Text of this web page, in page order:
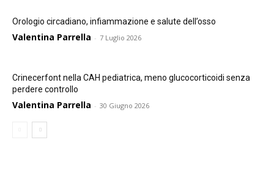
Orologio circadiano, infiammazione e salute dell’osso
Valentina Parrella - 7 Luglio 2026
Crinecerfont nella CAH pediatrica, meno glucocorticoidi senza
perdere controllo
Valentina Parrella - 30 Giugno 2026